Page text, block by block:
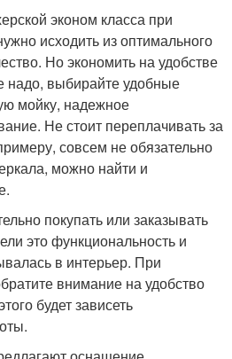
эконом класса при
исходить из оптимального
Но экономить на удобстве
надо, выбирайте удобные
мойку, надежное
Не стоит переплачивать за
совсем не обязательно
можно найти и
покупать или заказывать
это функциональность и
в интерьер. При
внимание на удобство
будет зависеть